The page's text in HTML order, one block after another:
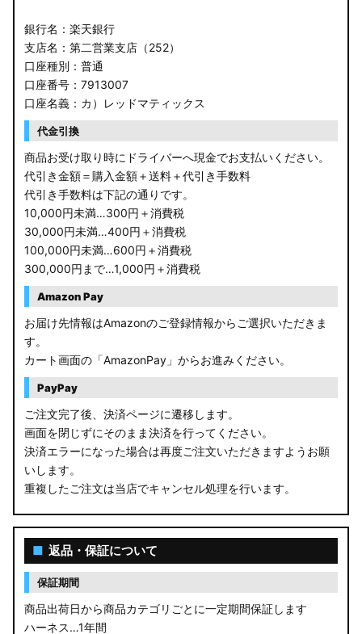
銀行名：楽天銀行
支店名：第二営業支店（252）
口座種別：普通
口座番号：7913007
口座名義：カ）レッドマティックス
代金引換
商品お受け取り時にドライバーへ現金でお支払いください。
代引き金額＝購入金額＋送料＋代引き手数料
代引き手数料は下記の通りです。
10,000円未満…300円＋消費税
30,000円未満…400円＋消費税
100,000円未満…600円＋消費税
300,000円まで…1,000円＋消費税
Amazon Pay
お届け先情報はAmazonのご登録情報からご選択いただきま
す。
カート画面の「AmazonPay」からお進みください。
PayPay
ご注文完了後、決済ページに遷移します。
画面を閉じずにそのまま決済を行ってください。
決済エラーになった場合は再度ご注文いただきますようお願
いします。
重複したご注文は当店でキャンセル処理を行います。
■ 返品・保証について
保証期間
商品出荷日から商品カテゴリごとに一定期間保証します
ハーネス…1年間